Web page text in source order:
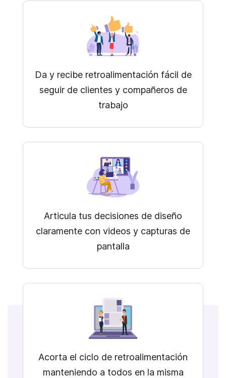
Da y recibe retroalimentación fácil de
seguir de clientes y compañeros de
trabajo
Articula tus decisiones de diseño
claramente con videos y capturas de
pantalla
Acorta el ciclo de retroalimentación
manteniendo a todos en la misma